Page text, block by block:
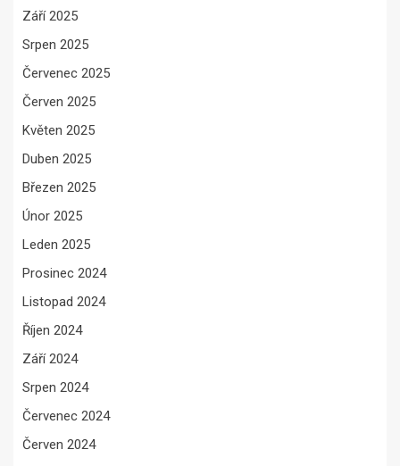
Září 2025
Srpen 2025
Červenec 2025
Červen 2025
Květen 2025
Duben 2025
Březen 2025
Únor 2025
Leden 2025
Prosinec 2024
Listopad 2024
Říjen 2024
Září 2024
Srpen 2024
Červenec 2024
Červen 2024